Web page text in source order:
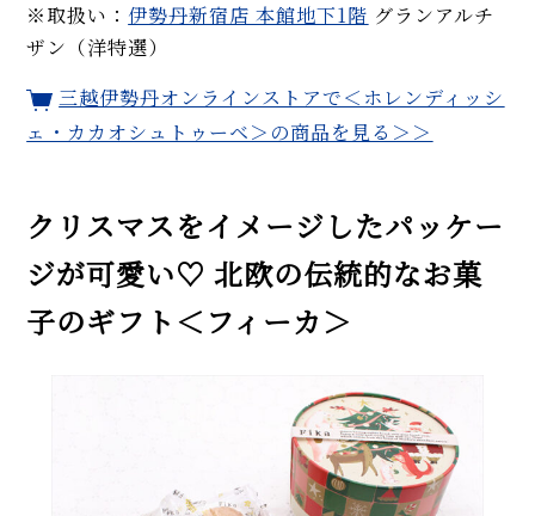
※取扱い： 伊勢丹新宿店 本館地下1階 グランアルチ
ザン（洋特選）
三越伊勢丹オンラインストアで＜ホレンディッシ
ェ・カカオシュトゥーベ＞の商品を見る＞＞
クリスマスをイメージしたパッケー
ジが可愛い♡ 北欧の伝統的なお菓
子のギフト＜フィーカ＞